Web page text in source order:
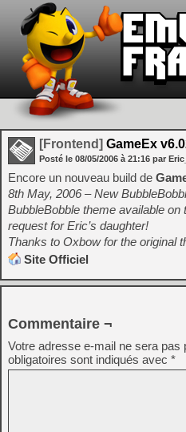
[Frontend] GameEx
Posté le 08/05/2006 à 21:16 par
Encore un nouveau build de
8th May, 2006 – New
BubbleBobble theme available
request for Eric’s daughter!
Thanks to Oxbow for the original
Site Officiel
Commentaire ¬
Votre adresse e-mail ne sera pas
obligatoires sont indiqués avec *